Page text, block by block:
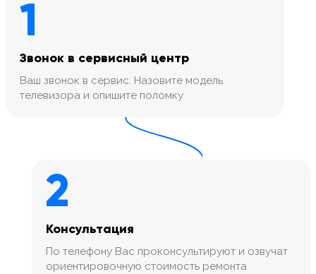
1
Звонок в сервисный центр
Ваш звонок в сервис. Назовите модель
телевизора и опишите поломку
2
Консультация
По телефону Вас проконсультируют и озвучат
ориентировочную стоимость ремонта